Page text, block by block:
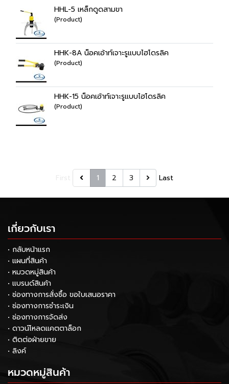
HHL-5 เหล็กดูดสามขา
(Product)
HHK-8A น็อคเอ้าท์เจาะรูแบบไฮโดรลิค
(Product)
HHK-15 น็อคเอ้าท์เจาะรูแบบไฮโดรลิค
(Product)
1 2 3 Last
เกี่ยวกับเรา
• กลับหน้าแรก
• แผนที่สินค้า
• หมวดหมู่สินค้า
• แบรนด์สินค้า
• ช่องทางการสั่งซื้อ ขอใบเสนอราคา
• ช่องทางการชำระเงิน
• ช่องทางการจัดส่ง
• ดาวน์โหลดแคตตาล็อก
• ติดต่อฝ่ายขาย
• ลิงค์
หมวดหมู่สินค้า